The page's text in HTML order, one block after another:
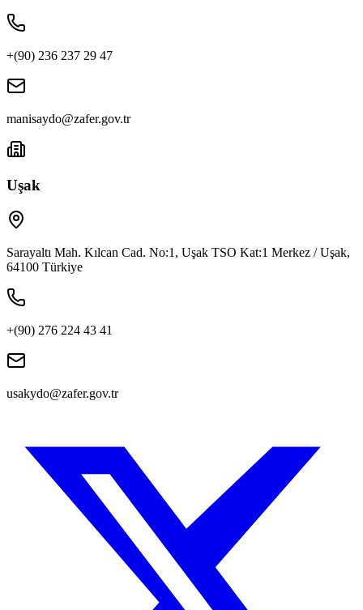
+(90) 236 237 29 47
manisaydo@zafer.gov.tr
Uşak
Sarayaltı Mah. Kılcan Cad. No:1, Uşak TSO Kat:1 Merkez / Uşak,
64100 Türkiye
+(90) 276 224 43 41
usakydo@zafer.gov.tr